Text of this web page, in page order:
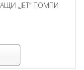
„JET” ПОМПИ